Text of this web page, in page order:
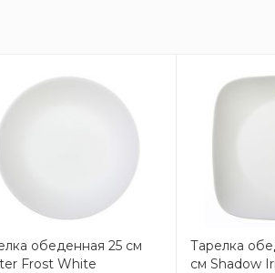
обеденная 25 см
Frost White
Тарелка
см Shadow